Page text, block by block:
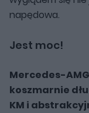
napędowa.
Jest moc!
Mercedes-
koszmarnie
KM i